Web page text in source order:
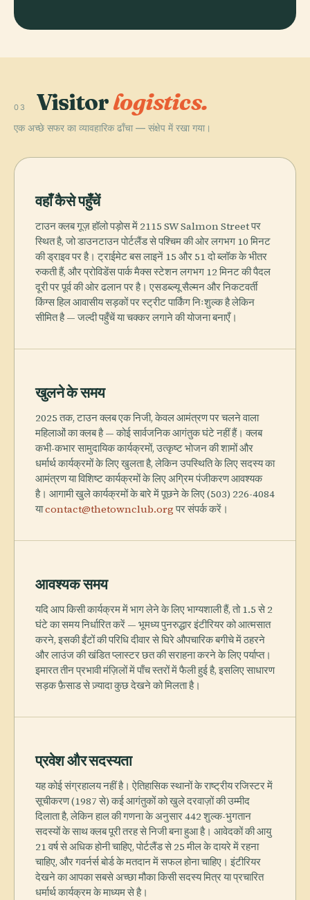
03 Visitorlogistics.
एक अच्छे सफर का व्यावहारिक ढाँचा — संक्षेप में रखा गया।
वहाँ कैसे पहुँचें
टाउन क्लब गूज़ हॉलो पड़ोस में 2115 SW Salmon Street पर
स्थित है, जो डाउनटाउन पोर्टलैंड से पश्चिम की ओर लगभग 10 मिनट
की ड्राइव पर है। ट्राईमेट बस लाइनें 15 और 51 दो ब्लॉक के भीतर
रुकती हैं, और प्रोविडेंस पार्क मैक्स स्टेशन लगभग 12 मिनट की पैदल
दूरी पर पूर्व की ओर ढलान पर है। एसडब्ल्यू सैल्मन और निकटवर्ती
किंग्स हिल आवासीय सड़कों पर स्ट्रीट पार्किंग निःशुल्क है लेकिन
सीमित है — जल्दी पहुँचें या चक्कर लगाने की योजना बनाएँ।
खुलने के समय
2025 तक, टाउन क्लब एक निजी, केवल आमंत्रण पर चलने वाला
महिलाओं का क्लब है — कोई सार्वजनिक आगंतुक घंटे नहीं हैं। क्लब
कभी-कभार सामुदायिक कार्यक्रमों, उत्कृष्ट भोजन की शामों और
धर्मार्थ कार्यक्रमों के लिए खुलता है, लेकिन उपस्थिति के लिए सदस्य का
आमंत्रण या विशिष्ट कार्यक्रमों के लिए अग्रिम पंजीकरण आवश्यक
है। आगामी खुले कार्यक्रमों के बारे में पूछने के लिए (503) 226-4084
याcontact@thetownclub.orgपर संपर्क करें।
आवश्यक समय
यदि आप किसी कार्यक्रम में भाग लेने के लिए भाग्यशाली हैं, तो 1.5 से 2
घंटे का समय निर्धारित करें — भूमध्य पुनरुद्धार इंटीरियर को आत्मसात
करने, इसकी ईंटों की परिधि दीवार से घिरे औपचारिक बगीचे में ठहरने
और लाउंज की खंडित प्लास्टर छत की सराहना करने के लिए पर्याप्त।
इमारत तीन प्रभावी मंज़िलों में पाँच स्तरों में फैली हुई है, इसलिए साधारण
सड़क फ़ैसाड से ज़्यादा कुछ देखने को मिलता है।
प्रवेश और सदस्यता
यह कोई संग्रहालय नहीं है। ऐतिहासिक स्थानों के राष्ट्रीय रजिस्टर में
सूचीकरण (1987 से) कई आगंतुकों को खुले दरवाज़ों की उम्मीद
दिलाता है, लेकिन हाल की गणना के अनुसार 442 शुल्क-भुगतान
सदस्यों के साथ क्लब पूरी तरह से निजी बना हुआ है। आवेदकों की आयु
21 वर्ष से अधिक होनी चाहिए, पोर्टलैंड से 25 मील के दायरे में रहना
चाहिए, और गवर्नर्स बोर्ड के मतदान में सफल होना चाहिए। इंटीरियर
देखने का आपका सबसे अच्छा मौका किसी सदस्य मित्र या प्रचारित
धर्मार्थ कार्यक्रम के माध्यम से है।